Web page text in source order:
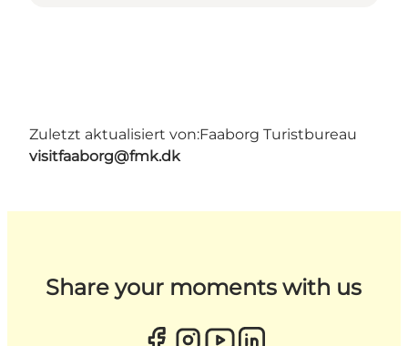
Zuletzt aktualisiert von:Faaborg Turistbureau
visitfaaborg@fmk.dk
Share your moments with us